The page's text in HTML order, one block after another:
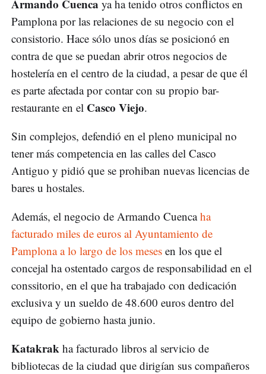
Armando Cuenca ya ha tenido otros conflictos en
Pamplona por las relaciones de su negocio con el
consistorio. Hace sólo unos días se posicionó en
contra de que se puedan abrir otros negocios de
hostelería en el centro de la ciudad, a pesar de que él
es parte afectada por contar con su propio bar-
restaurante en el Casco Viejo.
Sin complejos, defendió en el pleno municipal no
tener más competencia en las calles del Casco
Antiguo y pidió que se prohiban nuevas licencias de
bares u hostales.
Además, el negocio de Armando Cuencaha
facturado miles de euros al Ayuntamiento de
Pamplona a lo largo de los meses en los que el
concejal ha ostentado cargos de responsabilidad en el
conssitorio, en el que ha trabajado con dedicación
exclusiva y un sueldo de 48.600 euros dentro del
equipo de gobierno hasta junio.
Katakrak ha facturado libros al servicio de
bibliotecas de la ciudad que dirigían sus compañeros